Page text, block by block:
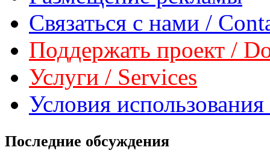
Связаться с нами /
Поддержать проект /
Услуги / Services
Условия
Последние обсуждения